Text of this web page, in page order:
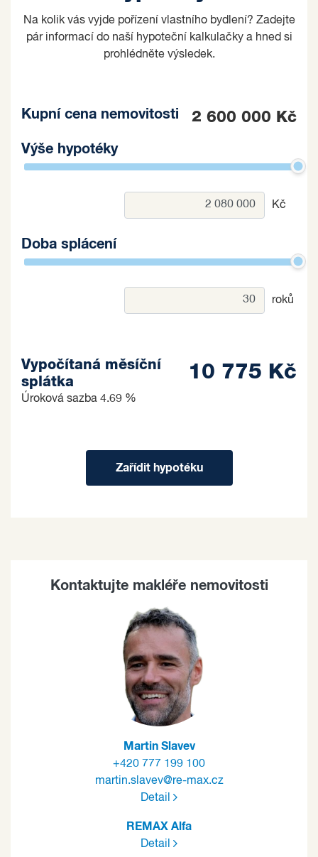
Na kolik vás vyjde pořízení vlastního bydlení? Zadejte
pár informací do naší hypoteční kalkulačky a hned si
prohlédněte výsledek.
Kupní cena nemovitosti 2 600 000 Kč
Výše hypotéky
Kč
Doba splácení
roků
Vypočítaná měsíční
splátka
Úroková sazba 4.69 %
10 775 Kč
Zařídit hypotéku
Kontaktujte makléře nemovitosti
Martin Slavev
+420 777 199 100
martin.slavev@re-max.cz
Detail
REMAX Alfa
Detail